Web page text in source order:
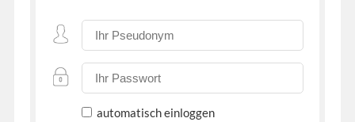
automatisch einloggen